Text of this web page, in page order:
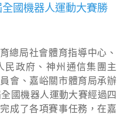
全國機器人運動大賽勝
總局社會體育指導中心、
民政府、神州通信集團主
會、嘉峪關市體育局承辦
國機器人運動大賽經過四
成了各項賽事任務，在嘉